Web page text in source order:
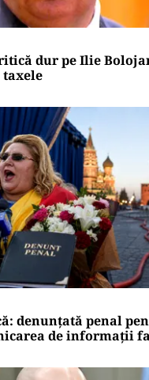
dur pe Ilie
denunțată penal
de informații